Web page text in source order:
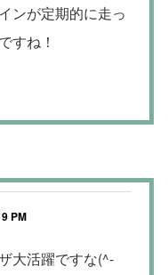
ンが定期的に走っ
すね！
PM
大活躍ですな(^-